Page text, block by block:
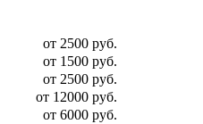
от 2500 руб.
от 1500 руб.
от 2500 руб.
от 12000 руб.
от 6000 руб.